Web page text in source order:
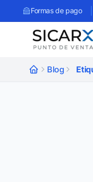
Formas de pago
Blog